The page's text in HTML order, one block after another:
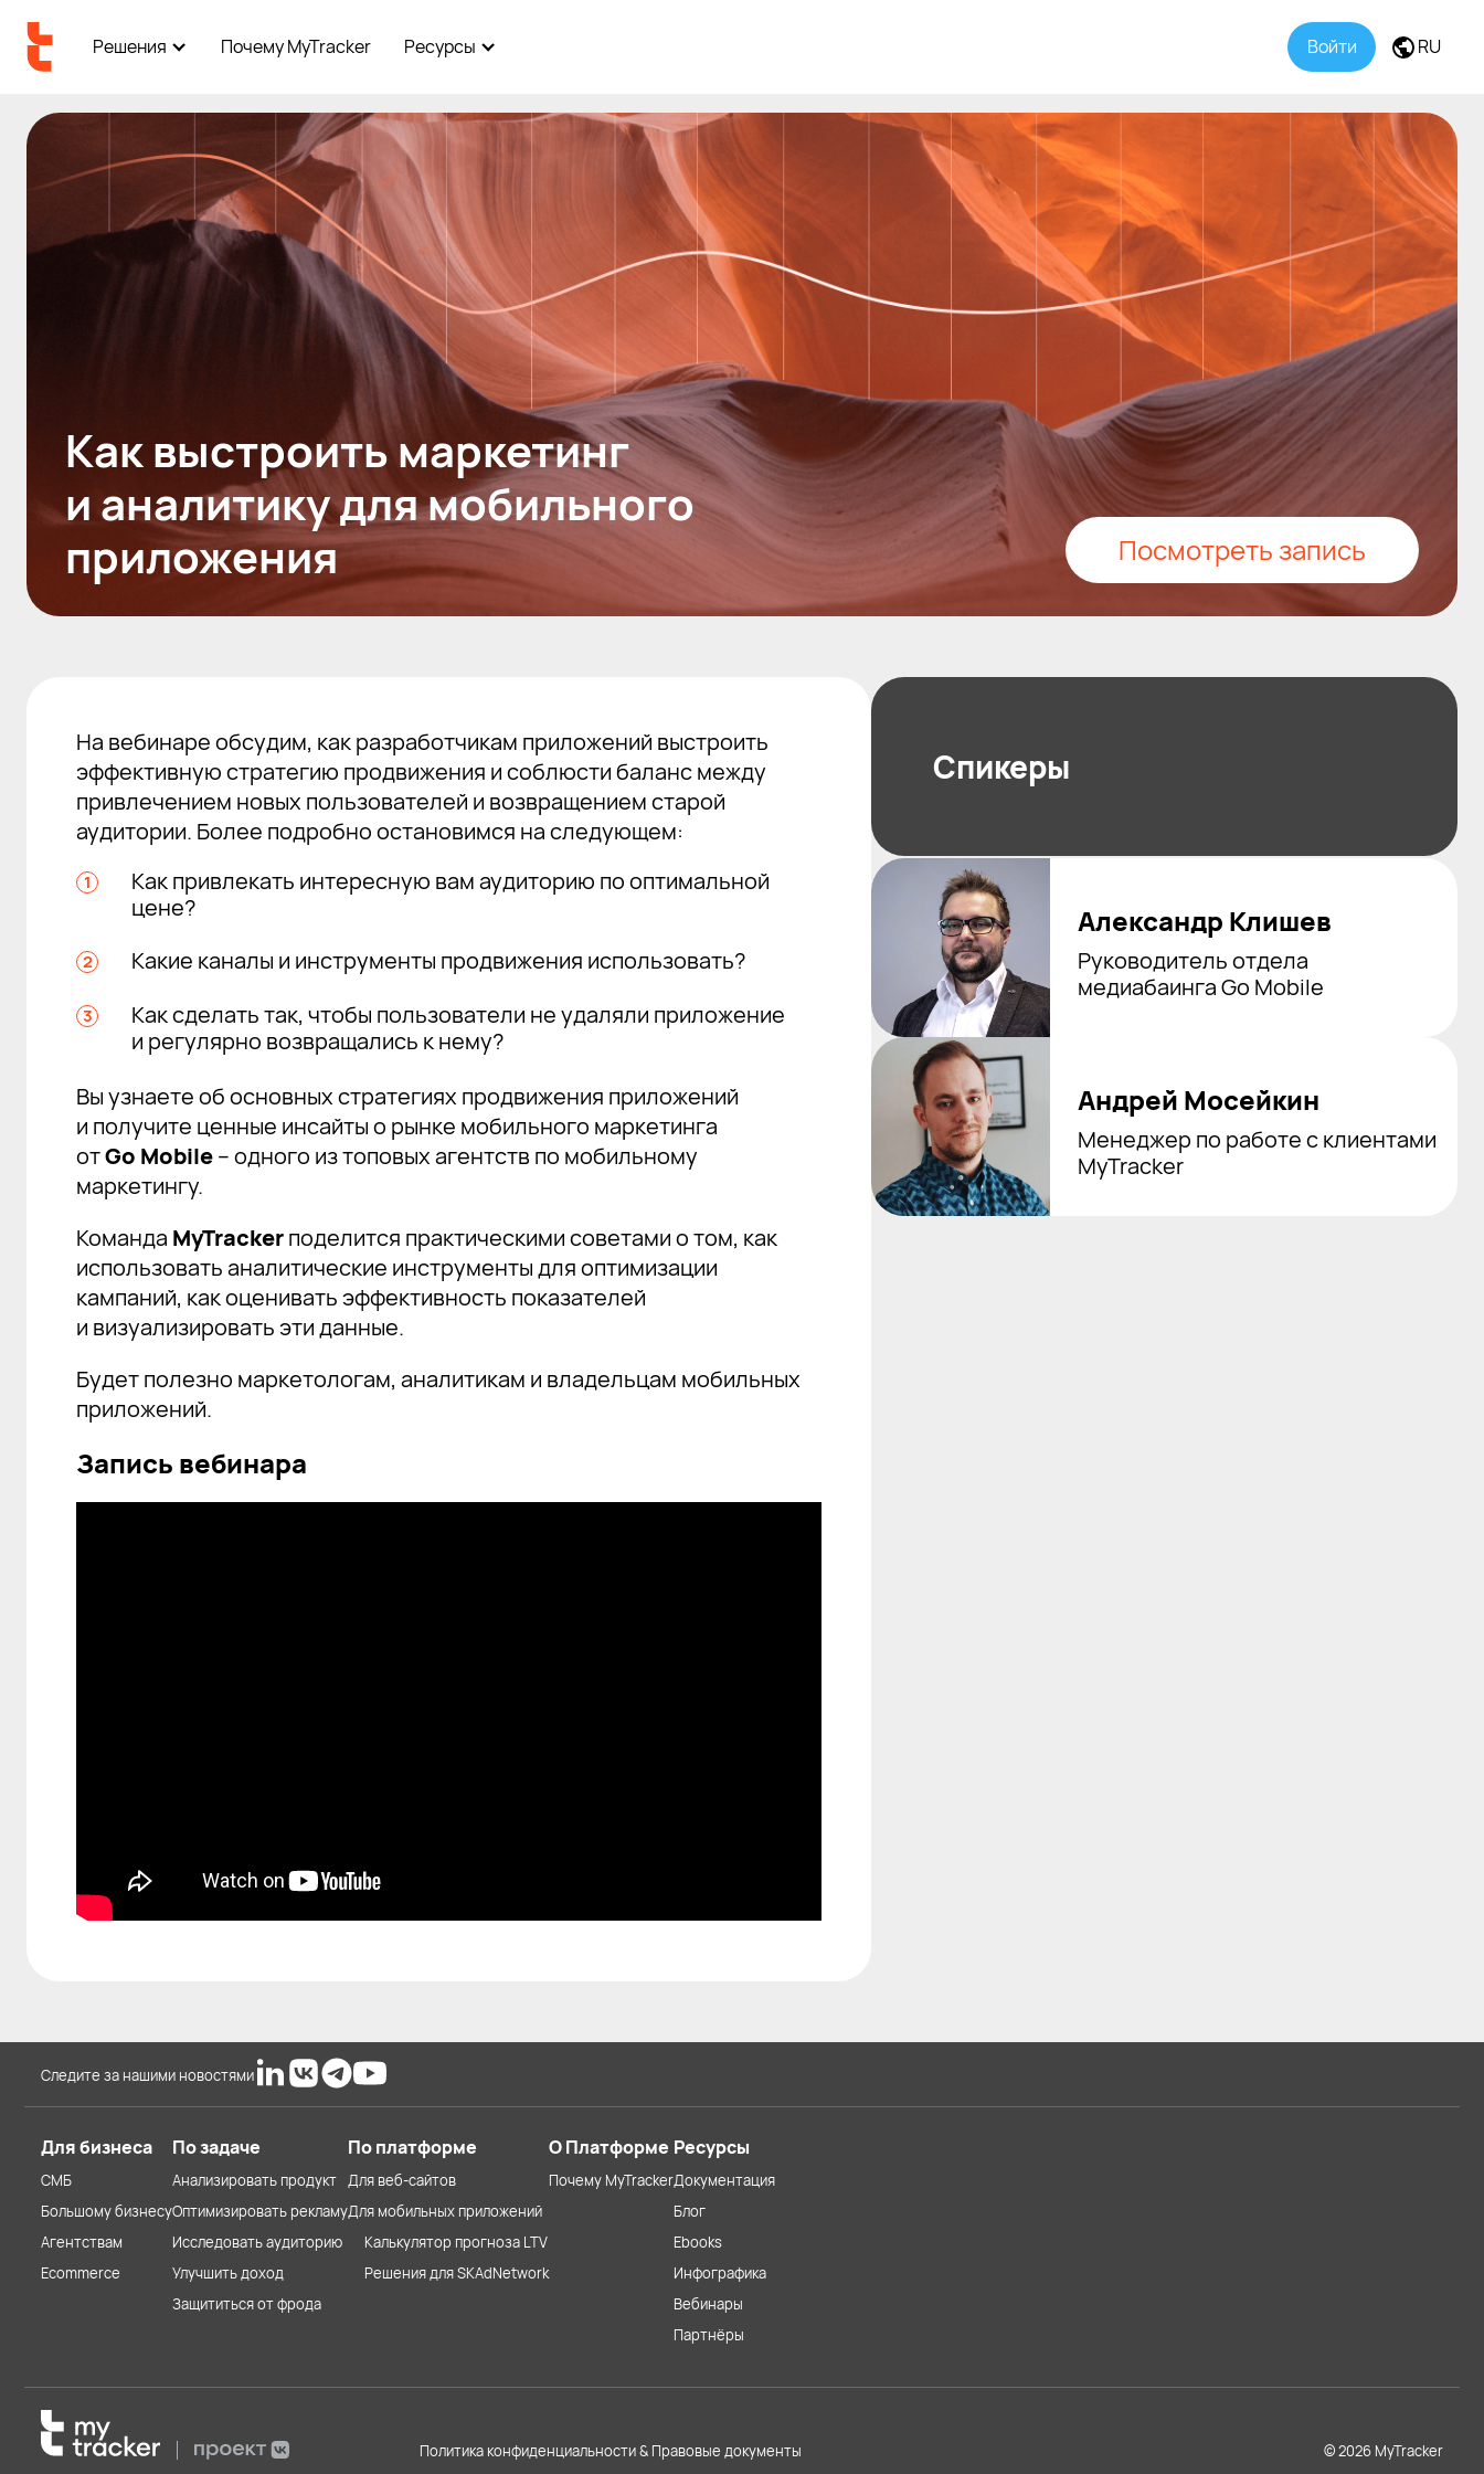
Решения Почему MyTracker Ресурсы Войти RU
Как выстроить маркетинг
и аналитику для мобильного
приложения
Посмотреть запись
На вебинаре обсудим, как разработчикам приложений выстроить
эффективную стратегию продвижения и соблюсти баланс между
привлечением новых пользователей и возвращением старой
аудитории. Более подробно остановимся на следующем:
Как привлекать интересную вам аудиторию по оптимальной
цене?
Какие каналы и инструменты продвижения использовать?
Как сделать так, чтобы пользователи не удаляли приложение
и регулярно возвращались к нему?
Вы узнаете об основных стратегиях продвижения приложений
и получите ценные инсайты о рынке мобильного маркетинга
отGo Mobile– одного из топовых агентств по мобильному
маркетингу.
Команда MyTrackerподелится практическими советами о том, как
использовать аналитические инструменты для оптимизации
кампаний, как оценивать эффективность показателей
и визуализировать эти данные.
Будет полезно маркетологам, аналитикам и владельцам мобильных
приложений.
Запись вебинара
Спикеры
Александр Клишев
Руководитель отдела
медиабаинга Go Mobile
Андрей Мосейкин
Менеджер по работе с клиентами
MyTracker
Следите за нашими новостями
Для бизнеса
СМБ
Большому бизнесу
Агентствам
Ecommerce
По задаче
Анализировать продукт
Оптимизировать рекламу
Исследовать аудиторию
Улучшить доход
Защититься от фрода
По платформе
Для веб-сайтов
Для мобильных приложений
Калькулятор прогноза LTV
Решения для SKAdNetwork
О Платформе
Почему MyTracker
Ресурсы
Документация
Блог
Ebooks
Инфографика
Вебинары
Партнёры
Политика конфиденциальности & Правовые документы © 2026 MyTracker